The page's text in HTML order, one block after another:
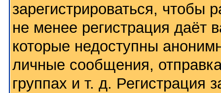
зарегистрироваться,
не менее регистрация даёт
которые недоступны
личные сообщения,
группах и т. д. Регистрация